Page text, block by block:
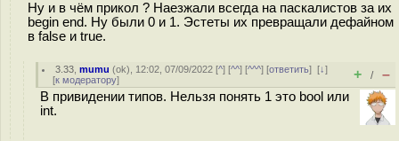
Ну и в чём прикол ? Наезжали всегда на паскалистов за их
begin end. Ну были 0 и 1. Эстеты их превращали дефайном
в false и true.
3.33 ,mumu (ok), 12:02, 07/09/2022 [^] [^^] [^^^] [ответить][↓]
[к модератору] + / –
В привидении типов. Нельзя понять 1 это bool или
int.